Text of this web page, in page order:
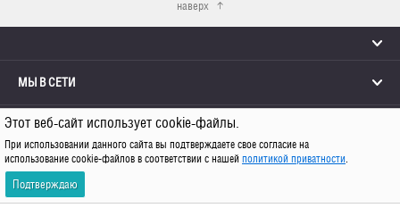
Этот веб-сайт использует cookie-файлы.
При использовании данного сайта вы подтверждаете свое согласие на
использование cookie-файлов в соответствии с нашей политикой приватности.
Подтверждаю
наверх
МЫ В СЕТИ
КОНТАКТЫ